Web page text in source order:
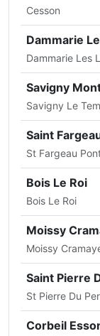
Cesson
Dammarie
Dammarie Les
Savigny
Savigny Le
Saint
St Fargeau
Bois Le Roi
Bois Le Roi
Moissy
Moissy
Saint Pierre
St Pierre Du
Corbeil